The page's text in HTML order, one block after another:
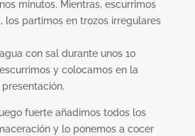
minutos. Mientras, escurrimos
los partimos en trozos irregulares
con sal durante unos 10
y colocamos en la
fuerte añadimos todos los
y lo ponemos a cocer